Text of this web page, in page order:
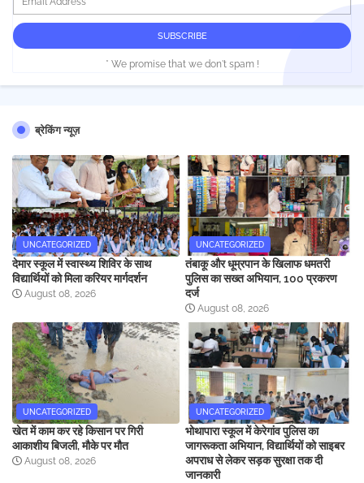
* We promise that we don't spam !
ब्रेकिंग न्यूज़
UNCATEGORIZED
देमार स्कूल में स्वास्थ्य शिविर के साथ
विद्यार्थियों को मिला करियर मार्गदर्शन
August 08, 2026
UNCATEGORIZED
तंबाकू और धूम्रपान के खिलाफ धमतरी
पुलिस का सख्त अभियान, 100 प्रकरण
दर्ज
August 08, 2026
UNCATEGORIZED
खेत में काम कर रहे किसान पर गिरी
आकाशीय बिजली, मौके पर मौत
August 08, 2026
UNCATEGORIZED
भोथापारा स्कूल में केरेगांव पुलिस का
जागरूकता अभियान, विद्यार्थियों को साइबर
अपराध से लेकर सड़क सुरक्षा तक दी
जानकारी